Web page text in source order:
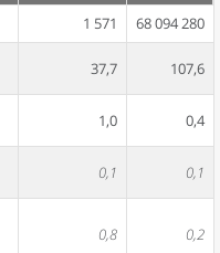
1 571
68 094 280
37,7 107,6
1,0 0,4
0,1 0,1
0,8 0,2